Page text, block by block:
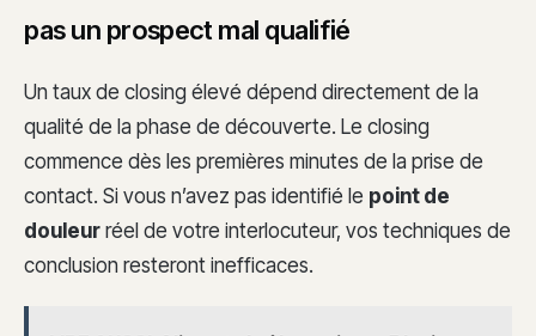
pas un prospect mal qualifié
Un taux de closing élevé dépend directement de la
qualité de la phase de découverte. Le closing
commence dès les premières minutes de la prise de
contact. Si vous n’avez pas identifié le point de
douleur réel de votre interlocuteur, vos techniques de
conclusion resteront inefficaces.